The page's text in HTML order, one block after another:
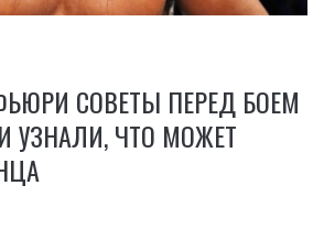
СОВЕТЫ ПЕРЕД БОЕМ
УЗНАЛИ, ЧТО МОЖЕТ